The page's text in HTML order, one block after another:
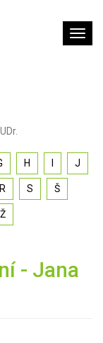
H J
R S Š
Ž
- Jana